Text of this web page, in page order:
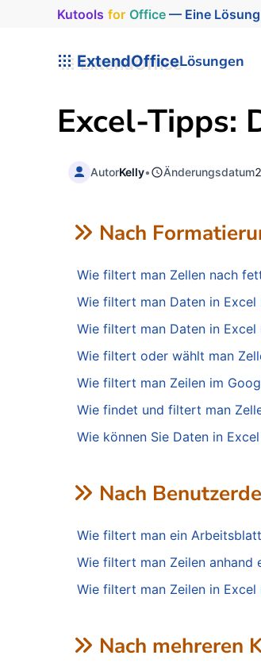
Kutools for Office— Eine
ExtendOfficeLösungen
Excel-Tipps:
AutorKelly• Änderungsdatum
Nach
Wie filtert man Zellen nach
Wie filtert man Daten in
Wie filtert man Daten in Excel
Wie filtert oder wählt man
Wie filtert man Zeilen im
Wie findet und filtert man
Wie können Sie Daten in
Nach
Wie filtert man ein
Wie filtert man Zeilen anhand
Wie filtert man Zeilen in
Nach mehreren